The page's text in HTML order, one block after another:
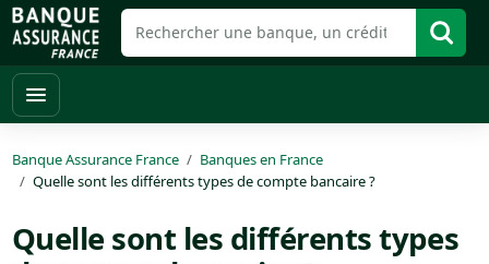
Banque Assurance France
Banques en France
Quelle sont les différents types de compte bancaire ?
Quelle sont les différents types